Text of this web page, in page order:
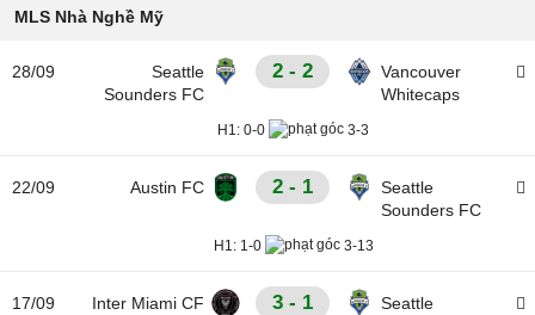
MLS Nhà Nghề Mỹ
28/09
Seattle
Sounders FC
2 - 2
Vancouver
Whitecaps
H1: 0-0 3-3
22/09 Austin FC 2 - 1
Seattle
Sounders FC
H1:1-0 3-13
17/09 Inter Miami CF 3 - 1
Seattle